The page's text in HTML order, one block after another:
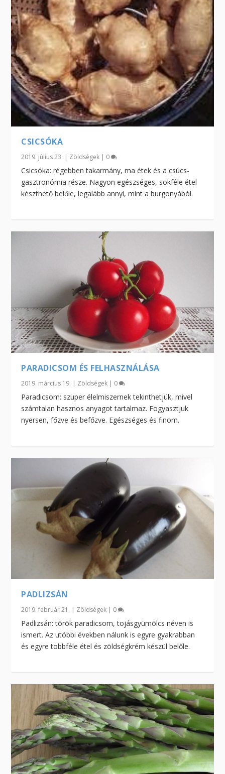
CSICSÓKA
2019. július 23. | Zöldségek | 0
Csicsóka: régebben takarmány, ma étek és a csúcs-
gasztronómia része. Nagyon egészséges, sokféle étel
készthető belőle, legalább annyi, mint a burgonyából.
PARADICSOM ÉS FELHASZNÁLÁSA
2019. március 19. | Zöldségek | 0
Paradicsom: szuper élelmiszernek tekinthetjük, mivel
számtalan hasznos anyagot tartalmaz. Fogyasztjuk
nyersen, főzve és befőzve. Egészséges és finom.
PADLIZSÁN
2019. február 21. | Zöldségek | 0
Padlizsán: török paradicsom, tojásgyümölcs néven is
ismert. Az utóbbi években nálunk is egyre gyakrabban
és egyre többféle étel és zöldségkrém készül belőle.